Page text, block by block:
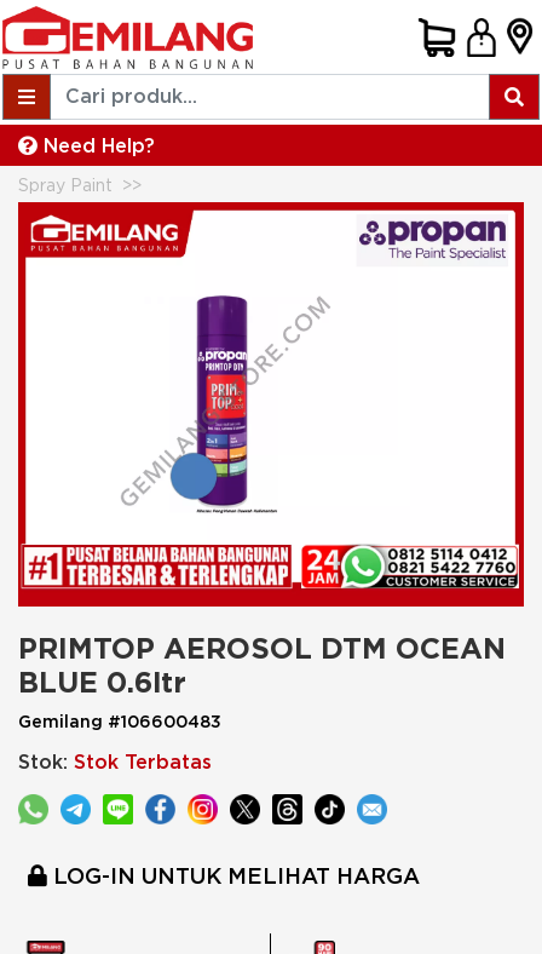
Need Help?
Spray Paint
PRIMTOP AEROSOL DTM OCEAN
BLUE 0.6ltr
Gemilang #106600483
Stok: Stok Terbatas
LOG-IN UNTUK MELIHAT HARGA